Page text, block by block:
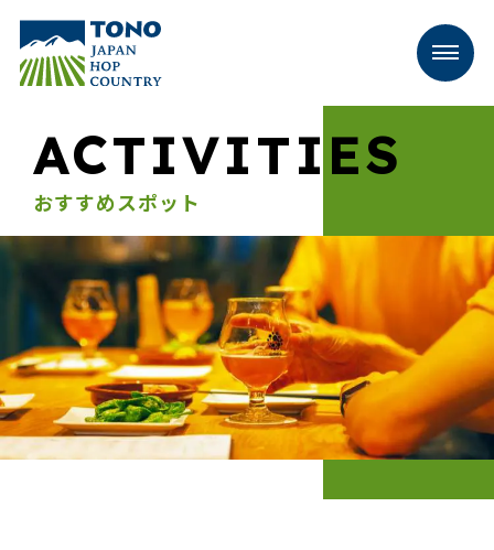
ACTIVITIES
おすすめスポット